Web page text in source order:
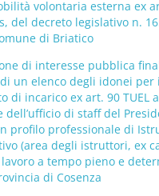
volontaria esterna ex
del decreto legislativo n.
di Briatico
di interesse pubblica
un elenco degli idonei per
di incarico ex art. 90 TUEL
dell’ufficio di staff del
profilo professionale di
(area degli istruttori, ex
a tempo pieno e
di Cosenza